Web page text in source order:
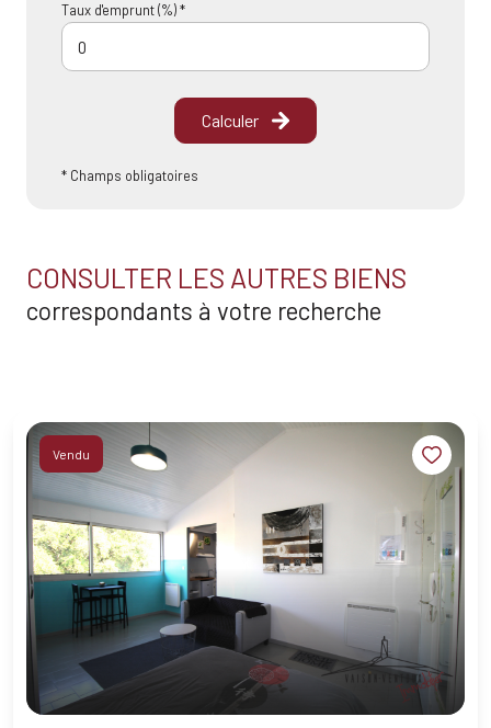
Taux d'emprunt (%) *
Calculer
* Champs obligatoires
CONSULTER LES AUTRES BIENS
correspondants à votre recherche
Vendu